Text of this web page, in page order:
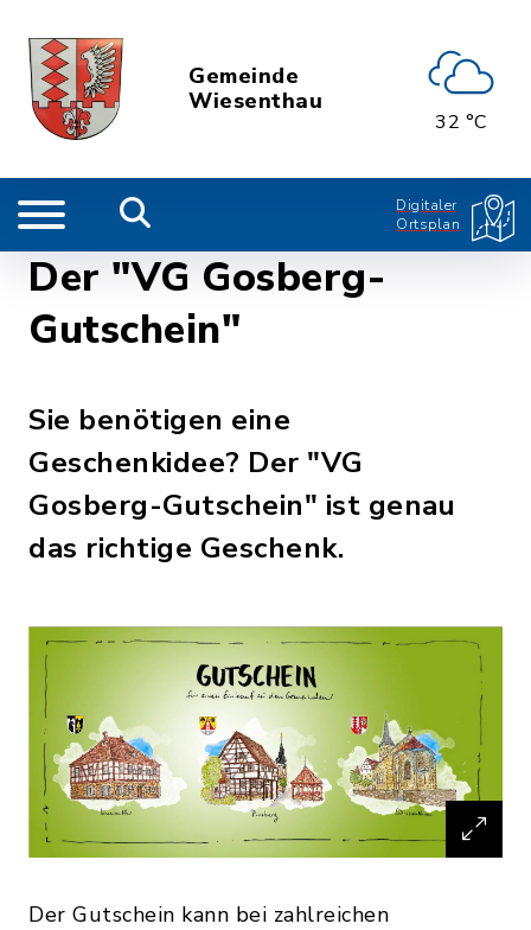
Gemeinde
Wiesenthau
32 °C
Digitaler
Ortsplan
Der "VG Gosberg-
Gutschein"
Sie benötigen eine
Geschenkidee? Der "VG
Gosberg-Gutschein" ist genau
das richtige Geschenk.
Der Gutschein kann bei zahlreichen